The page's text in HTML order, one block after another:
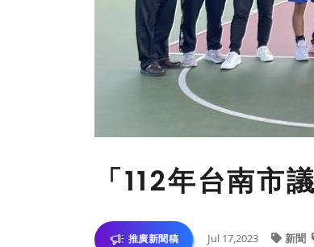
「112年台南
推廣新聞稿 Jul 17,2023 新聞